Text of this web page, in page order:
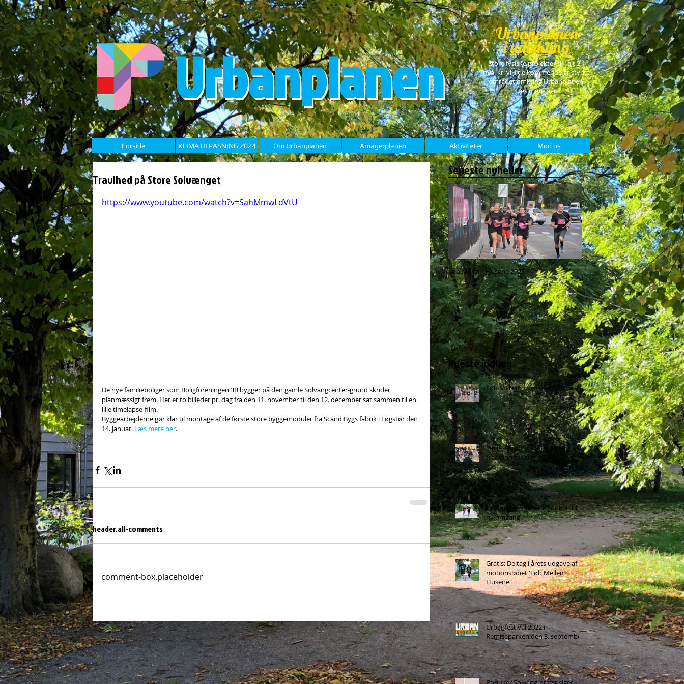
Urbanplanen
Urbanplanen
i udvikling
Store fysiske projekter til i alt 2,1
mia. kr. vil i de kommende år styrke
området omkring Urbanplanen.
Læs mereher.
Forside KLIMATILPASNING 2024 Om Urbanplanen Amagerplanen Aktiviteter Mød os
Travlhed på Store Solvænget
https://www.youtube.com/watch?v=SahMmwLdVtU
De nye familieboliger som Boligforeningen 3B bygger på den gamle Solvangcenter-grund skrider
planmæssigt frem. Her er to billeder pr. dag fra den 11. november til den 12. december sat sammen til en
lille timelapse-film.
Byggearbejderne gør klar til montage af de første store byggemoduler fra ScandiBygs fabrik i Løgstør den
14. januar. Læs mere her.
header.all-comments
comment-box.placeholder
Seneste nyheder
Løb Mellem Husene 2025
Fællesspisning i A-Huset: En
for alle
Nyeste indlæg
Løb Mellem Husene 2025
Fællesspisning i A-Huset: En lokal
tradition for alle
Løb mellem husene gør klar til
ny omgang
Gratis: Deltag i årets udgave af
motionsløbet 'Løb Mellem
Husene"
Urbanfestival 2022 i
Remiseparken den 3. september